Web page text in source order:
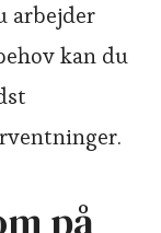
arbejder
kan du
på